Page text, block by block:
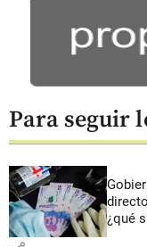
Para seguir
¿qué